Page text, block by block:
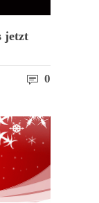
jetzt
0